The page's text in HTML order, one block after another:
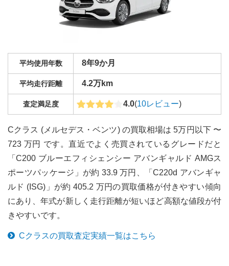
平均使用年数 8年9か月
平均走行距離 4.2万km
査定満足度 4.0(10レビュー)
Cクラス (メルセデス・ベンツ) の買取相場は 5万円以下 〜
723 万円 です。直近でよく売買されているグレードだと
「C200 ブルーエフィシェンシー アバンギャルド AMGス
ポーツパッケージ」が約 33.9 万円、「C220d アバンギャ
ルド (ISG)」が約 405.2 万円の買取価格が付きやすい傾向
にあり、年式が新しく走行距離が短いほど高額な値段が付
きやすいです。
Cクラスの買取査定実績一覧はこちら